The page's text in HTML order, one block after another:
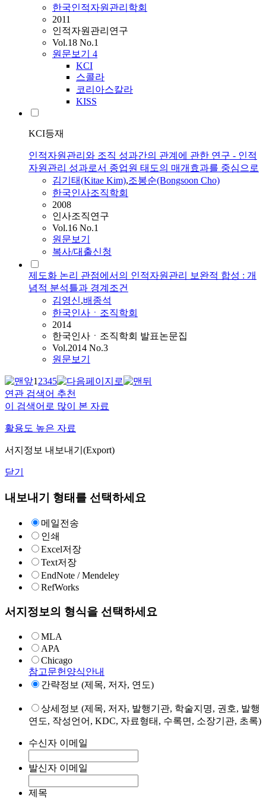
한국인적자원관리학회
2011
인적자원관리연구
Vol.18 No.1
원문보기 4
KCI
스콜라
코리아스칼라
KISS
KCI등재
인적자원관리와 조직 성과간의 관계에 관한 연구 - 인적
자원관리 성과로서 종업원 태도의 매개효과를 중심으로
김기태(Kitae Kim),조봉순(Bongsoon Cho)
한국인사조직학회
2008
인사조직연구
Vol.16 No.1
원문보기
복사/대출신청
제도화 논리 관점에서의 인적자원관리 보완적 합성 : 개
념적 분석틀과 경계조건
김영신,배종석
한국인사ㆍ조직학회
2014
한국인사ㆍ조직학회 발표논문집
Vol.2014 No.3
원문보기
12345
연관 검색어 추천
이 검색어로 많이 본 자료
활용도 높은 자료
서지정보 내보내기(Export)
닫기
내보내기 형태를 선택하세요
메일전송
인쇄
Excel저장
Text저장
EndNote / Mendeley
RefWorks
서지정보의 형식을 선택하세요
MLA
APA
Chicago
참고문헌양식안내
간략정보 (제목, 저자, 연도)
상세정보 (제목, 저자, 발행기관, 학술지명, 권호, 발행
연도, 작성언어, KDC, 자료형태, 수록면, 소장기관, 초록)
수신자 이메일
발신자 이메일
제목